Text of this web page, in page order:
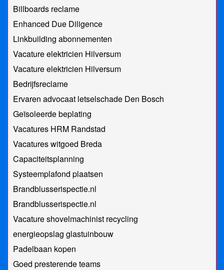
Billboards reclame
Enhanced Due Diligence
Linkbuilding abonnementen
Vacature elektricien Hilversum
Vacature elektricien Hilversum
Bedrijfsreclame
Ervaren advocaat letselschade Den Bosch
Geïsoleerde beplating
Vacatures HRM Randstad
Vacatures witgoed Breda
Capaciteitsplanning
Systeemplafond plaatsen
Brandblusserispectie.nl
Brandblusserispectie.nl
Vacature shovelmachinist recycling
energieopslag glastuinbouw
Padelbaan kopen
Goed presterende teams